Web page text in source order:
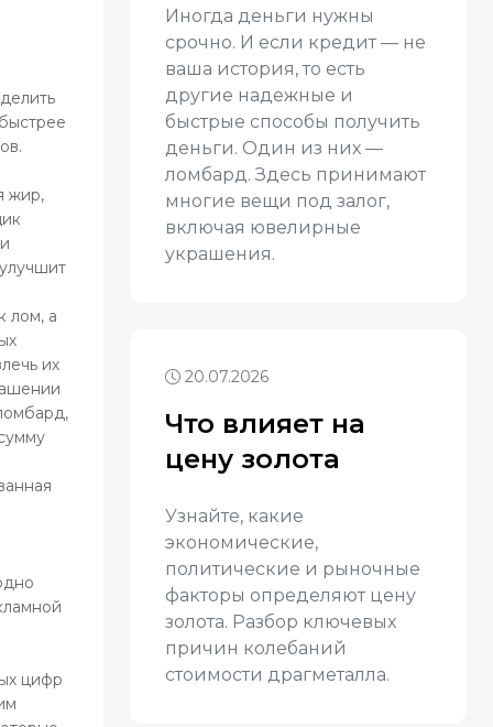
жир,
лом, а
их
цифр
Иногда деньги нужны
срочно. И если кредит — не
ваша история, то есть
другие надежные и
быстрые способы получить
деньги. Один из них —
ломбард. Здесь принимают
многие вещи под залог,
включая ювелирные
украшения.
20.07.2026
Что влияет на
цену золота
Узнайте, какие
экономические,
политические и рыночные
факторы определяют цену
золота. Разбор ключевых
причин колебаний
стоимости драгметалла.